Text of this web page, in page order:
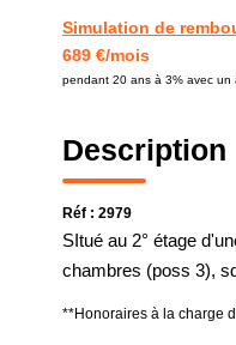
Simulation de
689 €/mois
pendant 20 ans à 3% avec un
Description
Réf : 2979
SItué au 2° étage
chambres (poss 3),
**Honoraires à la charge